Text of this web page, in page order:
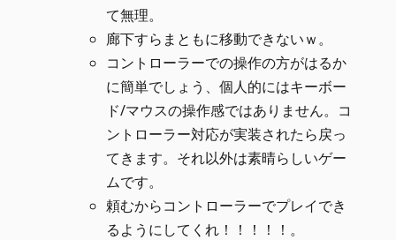
て無理。
廊下すらまともに移動できないｗ。
コントローラーでの操作の方がはるか
に簡単でしょう、個人的にはキーボー
ド/マウスの操作感ではありません。コ
ントローラー対応が実装されたら戻っ
てきます。それ以外は素晴らしいゲー
ムです。
頼むからコントローラーでプレイでき
るようにしてくれ！！！！！。